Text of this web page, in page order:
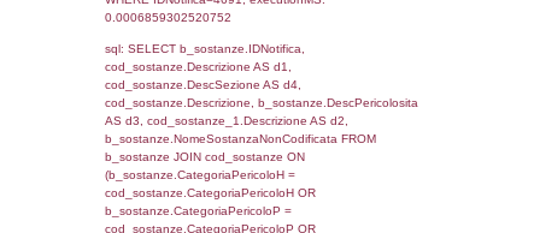
reg_f_territori_limitrofi.Denominazione,
_limitrofi.DescAltro FROM
JOIN cod_territori_tipologia ON
(reg_f_territori_limitrofi.IDTipologiaTerritorio =
cod_territori_tipologia.IDTipologiaTerritorio)
(reg_f_territori_limitrofi.IDTipoTerritorio =
cod_territori_tipologia.IDTerritorioTP)